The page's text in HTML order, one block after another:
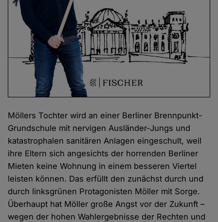
Möllers Tochter wird an einer Berliner Brennpunkt-
Grundschule mit nervigen Ausländer-Jungs und
katastrophalen sanitären Anlagen eingeschult, weil
ihre Eltern sich angesichts der horrenden Berliner
Mieten keine Wohnung in einem besseren Viertel
leisten können. Das erfüllt den zunächst durch und
durch linksgrünen Protagonisten Möller mit Sorge.
Überhaupt hat Möller große Angst vor der Zukunft –
wegen der hohen Wahlergebnisse der Rechten und